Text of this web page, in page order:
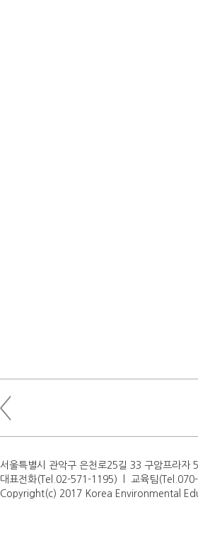
서울특별시 관악구 은천로25길 33 구암프라자
대표전화(Tel.02-571-1195) l 교육팀
Copyright(c) 2017 Korea Environmental